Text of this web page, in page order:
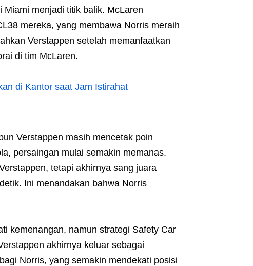
menjadi titik balik. McLaren
mereka, yang membawa Norris meraih
Verstappen setelah memanfaatkan
di tim McLaren.
di Kantor saat Jam Istirahat
Verstappen masih mencetak poin
persaingan mulai semakin memanas.
tetapi akhirnya sang juara
Ini menandakan bahwa Norris
kemenangan, namun strategi Safety Car
akhirnya keluar sebagai
Norris, yang semakin mendekati posisi